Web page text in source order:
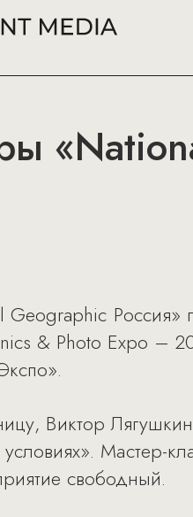
Россия»
& Photo Expo –
Виктор
Мастер-
свободный.